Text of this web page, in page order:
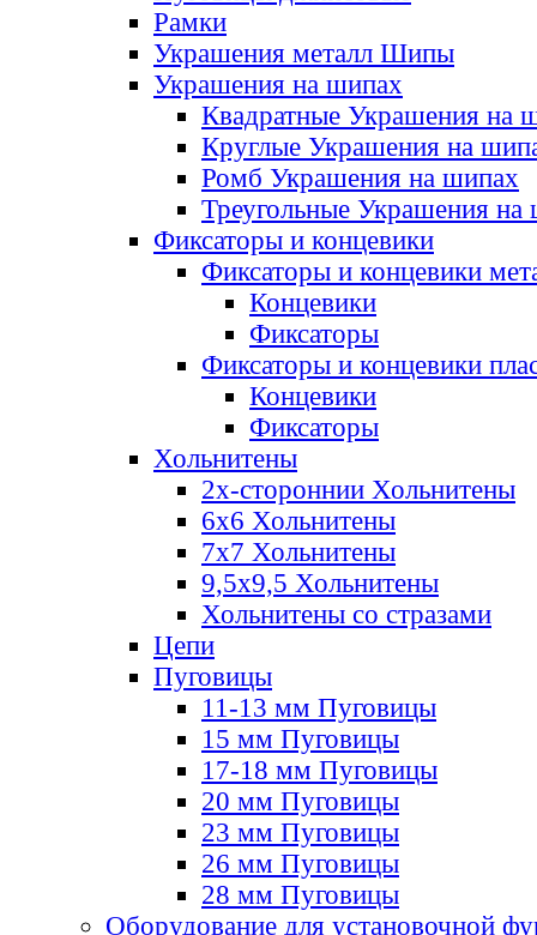
Рамки
Украшения металл Шипы
Украшения на шипах
Квадратные Украшения на
Круглые Украшения на
Ромб Украшения на шипах
Треугольные Украшения на
Фиксаторы и концевики
Фиксаторы и концевики
Концевики
Фиксаторы
Фиксаторы и концевики
Концевики
Фиксаторы
Хольнитены
2х-стороннии Хольнитены
6х6 Хольнитены
7х7 Хольнитены
9,5х9,5 Хольнитены
Хольнитены со стразами
Цепи
Пуговицы
11-13 мм Пуговицы
15 мм Пуговицы
17-18 мм Пуговицы
20 мм Пуговицы
23 мм Пуговицы
26 мм Пуговицы
28 мм Пуговицы
Оборудование для установочной